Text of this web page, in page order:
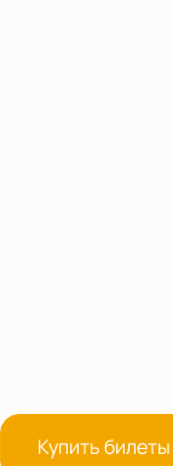
Купить билеты